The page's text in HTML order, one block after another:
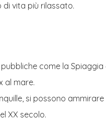
vita più rilassato.
come la Spiaggia
al mare.
si possono ammirare
XX secolo.